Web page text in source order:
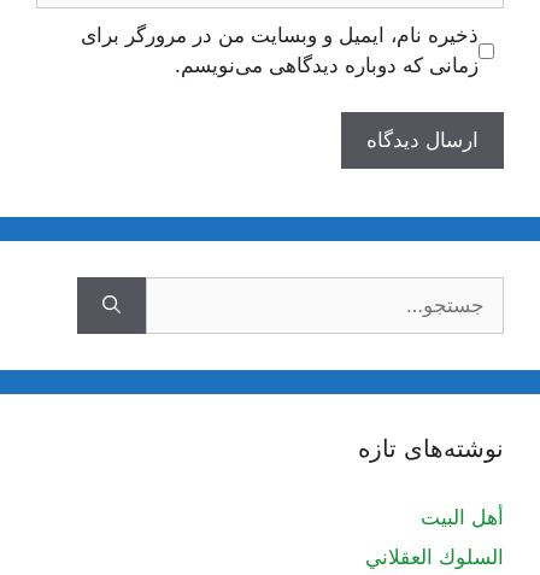
ذخیره نام، ایمیل و وبسایت من در مرورگر برای
زمانی که دوباره دیدگاهی می‌نویسم.
نوشته‌های تازه
أهل البيت
السلوك العقلاني